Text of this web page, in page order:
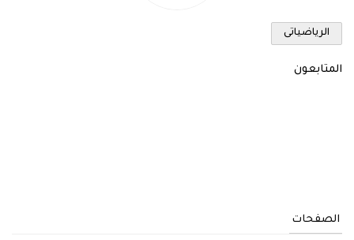
الرياضياتى
المتابعون
الصفحات